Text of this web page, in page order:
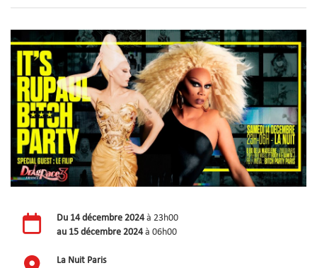
Du 14 décembre 2024à 23h00
au 15 décembre 2024à 06h00
La Nuit Paris